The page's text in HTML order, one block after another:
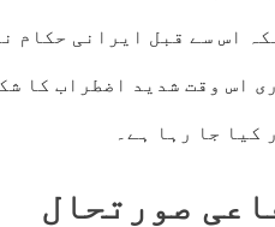
اس سے قبل ایرانی حکام
اس وقت شدید اضطراب کا
کیا جا رہا ہے۔
صورتحال